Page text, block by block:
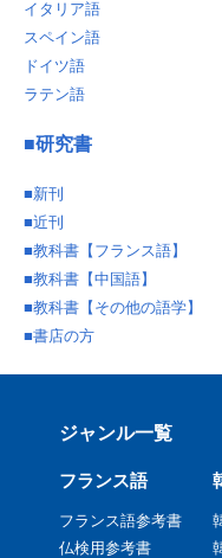
イタリア語
スペイン語
ドイツ語
ラテン語
■研究書
■新刊
■近刊
■教科書【フランス語】
■教科書【中国語】
■教科書【その他の語学】
■書店の方
ジャンル一覧
フランス語
フランス語参考書
仏検用参考書